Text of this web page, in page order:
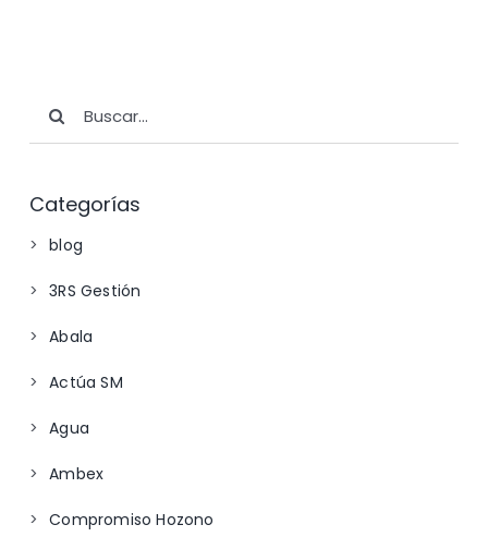
Categorías
blog
3RS Gestión
Abala
Actúa SM
Agua
Ambex
Compromiso Hozono